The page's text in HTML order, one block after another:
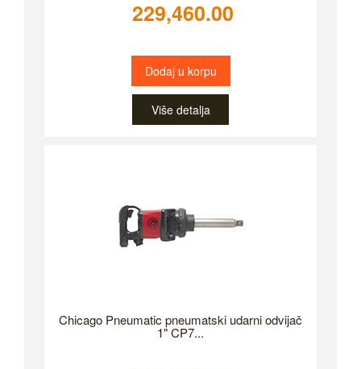
229,460.00
Dodaj u korpu
Više detalja
Chicago Pneumatic pneumatski udarni odvijač
1" CP7...